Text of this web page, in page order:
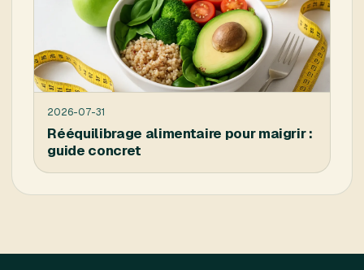
2026-07-31
Rééquilibrage alimentaire pour maigrir :
guide concret